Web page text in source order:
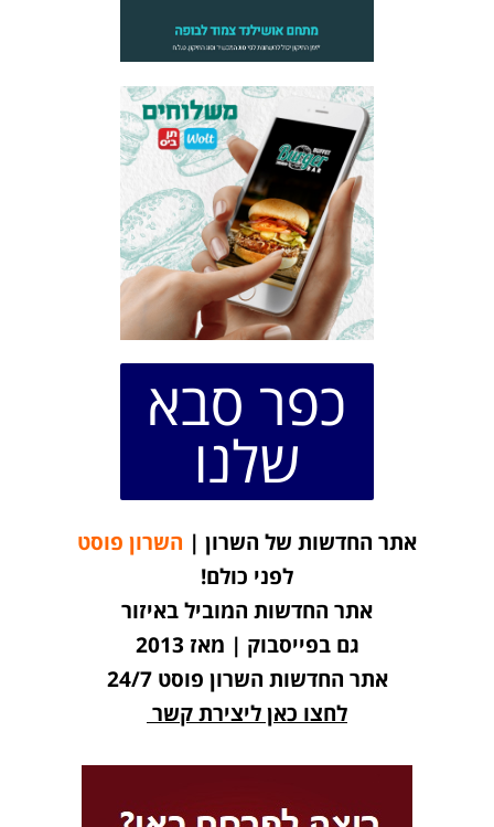
כפר סבא
שלנו
אתר החדשות של השרון | השרון פוסט
לפני כולם!
אתר החדשות המוביל באיזור
גם בפייסבוק | מאז 2013
אתר החדשות השרון פוסט 24/7
לחצו כאן ליצירת קשר